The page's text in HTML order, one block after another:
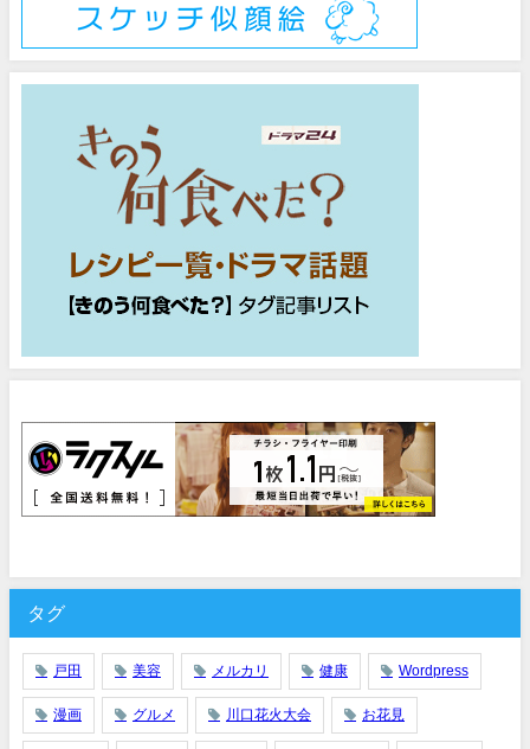
タグ
戸田 美容 メルカリ 健康 Wordpress
漫画 グルメ 川口花火大会 お花見